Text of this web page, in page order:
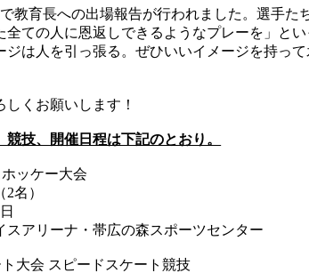
教育長への出場報告が行われました。選手た
全ての人に恩返しできるようなプレーを」と
ジは人を引っ張る。ぜひいいイメージを持っ
くお願いします！
技、開催日程は下記のとおり。
ッケー大会
名）
リーナ・帯広の森スポーツセンター
大会 スピードスケート競技